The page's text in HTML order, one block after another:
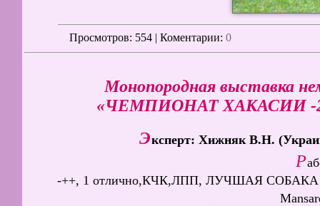
Просмотров: 554 | Коментарии: 0
Монопородная выставка
«ЧЕМПИОНАТ ХАКАСИИ -
Эксперт: Хижняк В.Н.
Р
-++, 1 отлично,КЧК,ЛПП, ЛУЧШАЯ